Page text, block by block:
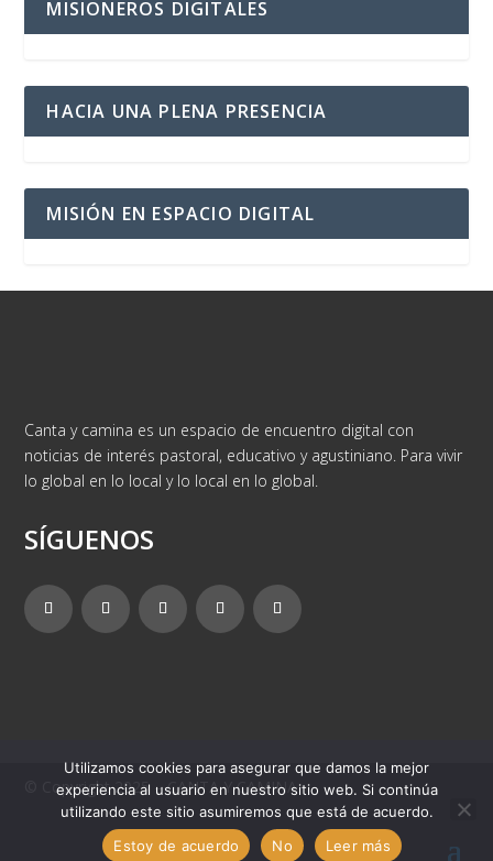
MISIONEROS DIGITALES
HACIA UNA PLENA PRESENCIA
MISIÓN EN ESPACIO DIGITAL
Canta y camina es un espacio de encuentro digital con
noticias de interés pastoral, educativo y agustiniano. Para vivir
lo global en lo local y lo local en lo global.
SÍGUENOS
© Copyright 2025 – CANTA Y CAMINA
Utilizamos cookies para asegurar que damos la mejor
experiencia al usuario en nuestro sitio web. Si continúa
utilizando este sitio asumiremos que está de acuerdo.
Estoy de acuerdo
No Leer más